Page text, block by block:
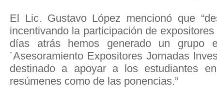
El Lic. Gustavo López mencionó que
incentivando la participación de
días atrás hemos generado un grupo
´Asesoramiento Expositores Jornadas
destinado a apoyar a los estudiantes
resúmenes como de las ponencias.”